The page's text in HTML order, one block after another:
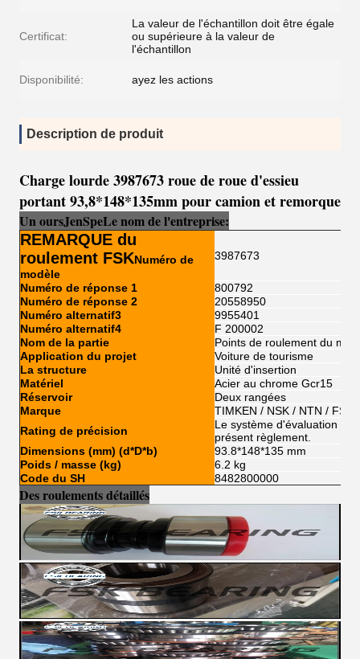
Certificat:
La valeur de l'échantillon doit être égale
ou supérieure à la valeur de
l'échantillon
Disponibilité: ayez les actions
Description de produit
Charge lourde 3987673 roue de roue d'essieu
portant 93,8*148*135mm pour camion et remorque
Un oursJenSpeLe nom de l'entreprise:
REMARQUE du
roulement FSKNuméro de
modèle
3987673
Numéro de réponse 1
800792
Numéro de réponse 2
20558950
Numéro alternatif3
9955401
Numéro alternatif4
F 200002
Nom de la partie
Points de roulement du
Application du projet
Voiture de tourisme
La structure
Unité d'insertion
Matériel
Acier au chrome Gcr15
Réservoir
Deux rangées
Marque
TIMKEN / NSK / NTN /
Rating de précision
Le système d'évaluation de
présent règlement.
Dimensions (mm) (d*D*b)
93.8*148*135 mm
Poids / masse (kg)
6.2 kg
Code du SH
8482800000
Des roulements détaillés